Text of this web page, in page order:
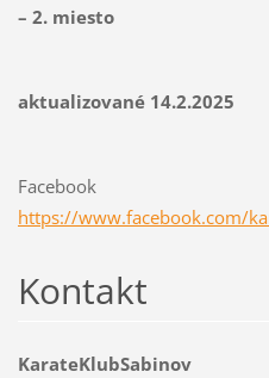
– 2. miesto
aktualizované 14.2.2025
Facebook
https://www.facebook.com/
Kontakt
KarateKlubSabinov